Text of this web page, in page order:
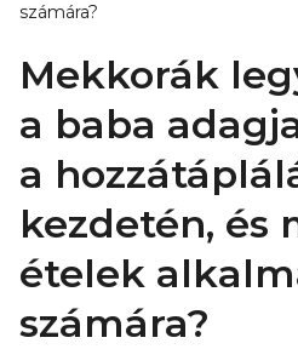
számára?
Mekkorák
a baba
a
kezdetén, és
ételek
számára?